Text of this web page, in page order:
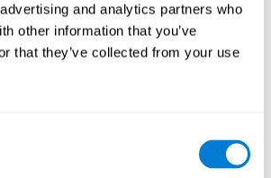
and analytics partners who
other information that you’ve
that they’ve collected from your use
jeu d'esprit "Ant Escape"
mes capacités
à se réorganiser et à récupérer les
ou endommagées.